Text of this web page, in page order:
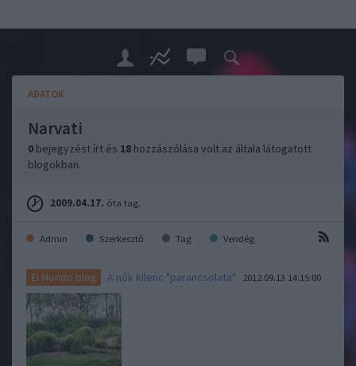
ADATOK
Narvati
0 bejegyzést írt és 18 hozzászólása volt az általa látogatott
blogokban.
2009.04.17. óta tag.
Admin Szerkesztő Tag Vendég
El Mondo blog A nők kilenc "parancsolata" 2012.09.13 14:15:00